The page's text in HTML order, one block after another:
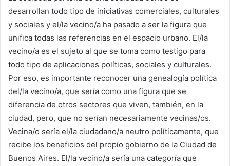
desarrollan todo tipo de iniciativas comerciales, culturales
y sociales y el/la vecino/a ha pasado a ser la figura que
unifica todas las referencias en el espacio urbano. El/la
vecino/a es el sujeto al que se toma como testigo para
todo tipo de aplicaciones políticas, sociales y culturales.
Por eso, es importante reconocer una genealogía política
del/la vecino/a, que sería como una figura que se
diferencia de otros sectores que viven, también, en la
ciudad, pero, que no serían necesariamente vecinas/os.
Vecina/o sería el/la ciudadano/a neutro políticamente, que
recibe los beneficios del propio gobierno de la Ciudad de
Buenos Aires. El/la vecino/a sería una categoría que